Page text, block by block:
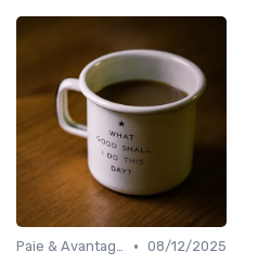
Paie & Avantages • 08/12/2025